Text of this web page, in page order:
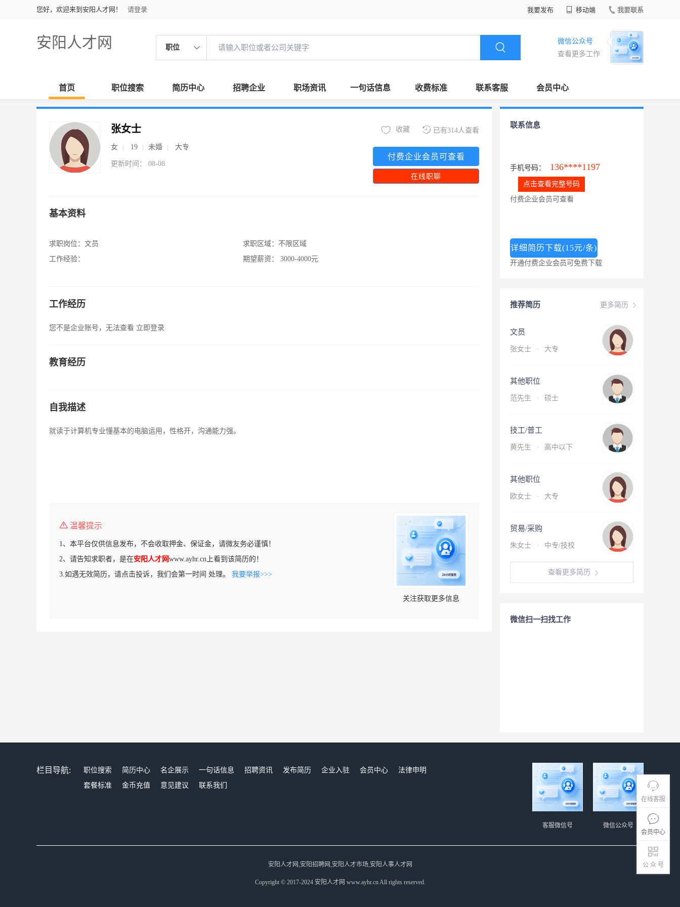
您好，欢迎来到安阳人才网！ 请登录 我要发布 移动端 我要联系
安阳人才网 职位
微信公众号
查看更多工作
首页 职位搜索 简历中心 招聘企业 职场资讯 一句话信息 收费标准 联系客服 会员中心
在线客服
会员中心
公 众 号
张女士
女 19 未婚 大专
更新时间： 08-08
已有314人查看
收藏
付费企业会员可查看
在线职聊
基本资料
求职岗位： 文员
工作经验：
求职区域： 不限区域
期望薪资：
3000-4000元
工作经历
您不是企业账号，无法查看 立即登录
教育经历
自我描述
就读于计算机专业懂基本的电脑运用，性格开，沟通能力强。
温馨提示
1、本平台仅供信息发布，不会收取押金、保证金，请微友务必谨慎！
2、请告知求职者，是在安阳人才网www.ayhr.cn上看到该简历的！
3.如遇无效简历，请点击投诉，我们会第一时间 处理。 我要举报>>>
关注获取更多信息
联系信息
手机号码： 136****1197
点击查看完整号码
付费企业会员可查看
详细简历下载(15元/条)
开通付费企业会员可免费下载
更多简历
推荐简历
文员
张女士 · 大专
其他职位
范先生 · 硕士
技工/普工
黄先生 · 高中以下
其他职位
欧女士 · 大专
贸易/采购
朱女士 · 中专/技校
查看更多简历
微信扫一扫找工作
栏目导航: 职位搜索 简历中心 名企展示 一句话信息 招聘资讯 发布简历 企业入驻 会员中心
法律申明
套餐标准
金币充值 意见建议 联系我们
微信公众号
客服微信号
安阳人才网,安阳招聘网,安阳人才市场,安阳人事人才网
Copyright © 2017-2024 安阳人才网 www.ayhr.cn All rights reserved.